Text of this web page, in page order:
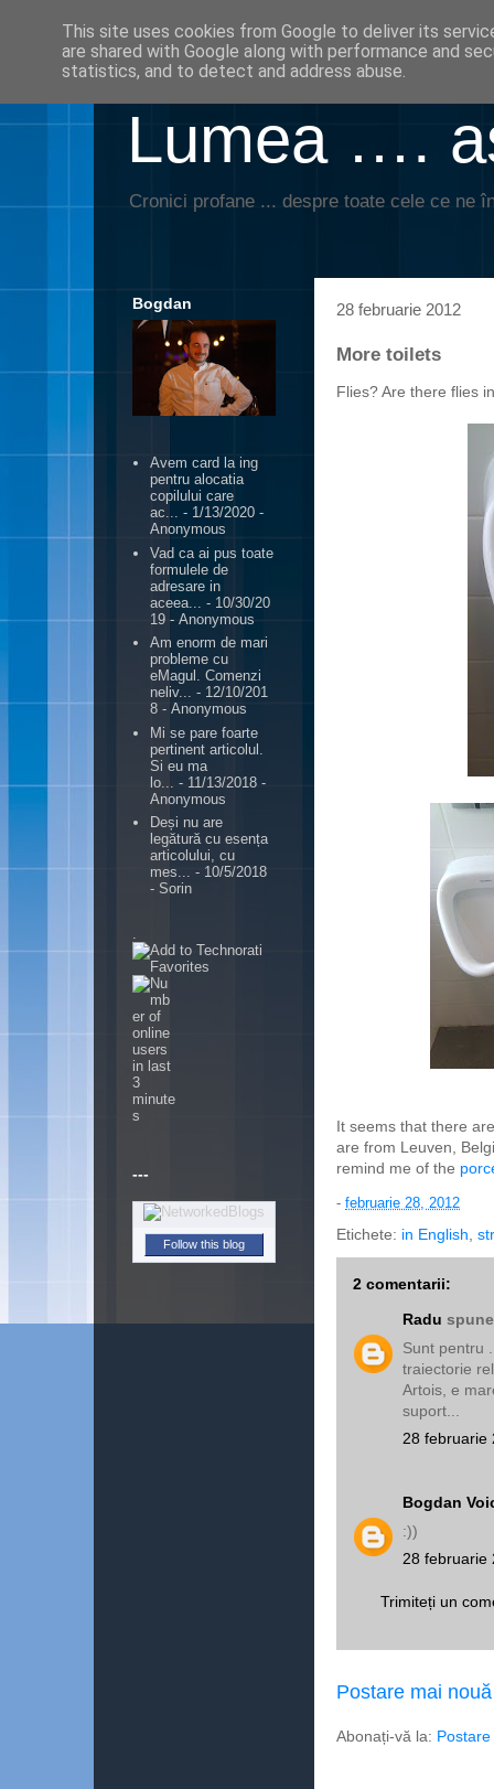
Lumea ….
Cronici profane ... despre toate cele ce ne
28 februarie 2012
More toilets
Flies? Are there flies
It seems that there
are from Leuven,
remind me of the
- februarie 28, 2012
Etichete: in English
2 comentarii:
Radu
Sunt pentru
traiectorie
Artois, e
suport...
28 februarie
Bogdan
:))
28 februarie
Trimiteți un
Postare mai nouă
Abonați-vă la:
Bogdan
Avem card la ing
pentru alocatia
copilului care
ac... - 1/13/2020 -
Anonymous
Vad ca ai pus toate
formulele de
adresare in
aceea...
- 10/30/20
19 - Anonymous
Am enorm de mari
probleme cu
eMagul. Comenzi
neliv... - 12/10/201
8 - Anonymous
Mi se pare foarte
pertinent articolul.
Si eu ma
lo...
- 11/13/2018 -
Anonymous
Deși nu are
legătură cu esența
articolului, cu
mes... - 10/5/2018
- Sorin
---
Follow this blog
This site uses cookies from Google to deliver its
are shared with Google along with performance and
statistics, and to detect and address abuse.